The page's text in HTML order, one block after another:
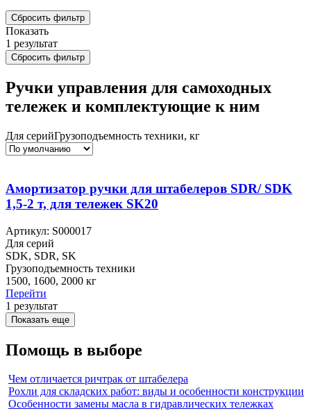
Сбросить фильтр
Показать
1 результат
Сбросить фильтр
Ручки управления для самоходных
тележек и комплектующие к ним
Для серийГрузоподъемность техники, кг
Амортизатор ручки для штабелеров SDR/ SDK
1,5-2 т, для тележек SK20
Артикул: S000017
Для серий
SDK, SDR, SK
Грузоподъемность техники
1500, 1600, 2000 кг
Перейти
1 результат
Показать еще
Помощь в выборе
Чем отличается ричтрак от штабелера
Рохли для складских работ: виды и особенности конструкции
Особенности замены масла в гидравлических тележках